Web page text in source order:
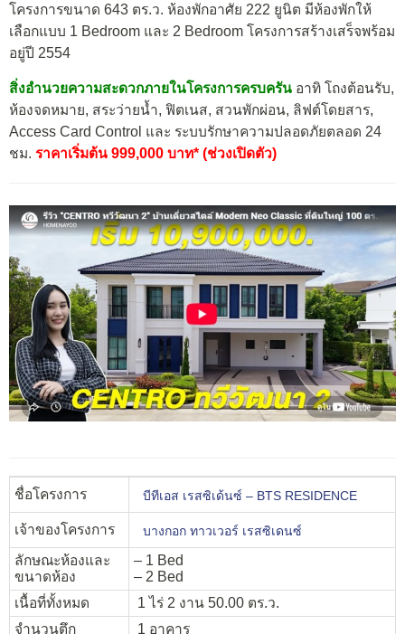
โครงการขนาด 643 ตร.ว. ห้องพักอาศัย 222 ยูนิต มีห้องพักให้
เลือกแบบ 1 Bedroom และ 2 Bedroom โครงการสร้างเสร็จพร้อม
อยู่ปี 2554
สิ่งอำนวยความสะดวกภายในโครงการครบครัน อาทิ โถงต้อนรับ,
ห้องจดหมาย, สระว่ายน้ำ, ฟิตเนส, สวนพักผ่อน, ลิฟต์โดยสาร,
Access Card Control และ ระบบรักษาความปลอดภัยตลอด 24
ชม. ราคาเริ่มต้น 999,000 บาท* (ช่วงเปิดตัว)
ชื่อโครงการ บีทีเอส เรสซิเด้นซ์ – BTS RESIDENCE
เจ้าของโครงการ บางกอก ทาวเวอร์ เรสซิเดนซ์
ลักษณะห้องและ
ขนาดห้อง
– 1 Bed
– 2 Bed
เนื้อที่ทั้งหมด
1 ไร่ 2 งาน 50.00 ตร.ว.
จำนวนตึก
1 อาคาร